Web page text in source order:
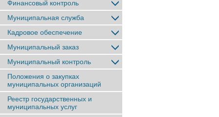
Финансовый контроль
Муниципальная служба
Кадровое обеспечение
Муниципальный заказ
Муниципальный контроль
Положения о закупках
муниципальных организаций
Реестр государственных и
муниципальных услуг